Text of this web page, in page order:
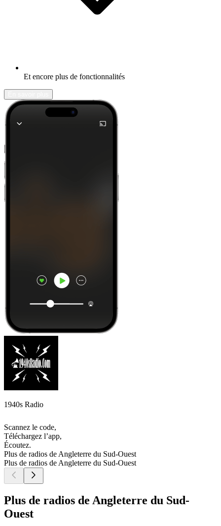
Et encore plus de fonctionnalités
1940s Radio
Scannez le code,
Téléchargez l’app,
Écoutez.
Plus de radios de Angleterre du Sud-Ouest
Plus de radios de Angleterre du Sud-Ouest
Plus de radios de Angleterre du Sud-
Ouest